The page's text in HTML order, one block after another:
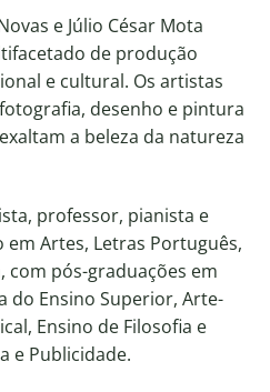
e Júlio César Mota
de produção
e cultural. Os artistas
desenho e pintura
a beleza da natureza
professor, pianista e
Artes, Letras Português,
com pós-graduações em
do Ensino Superior, Arte-
Ensino de Filosofia e
e Publicidade.